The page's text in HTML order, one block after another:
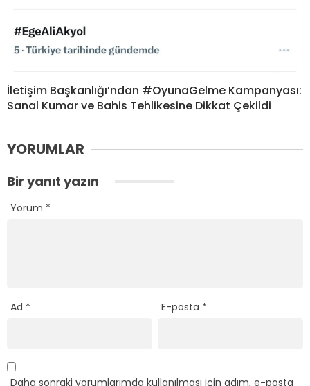
İletişim Başkanlığı’ndan #OyunaGelme Kampanyası:
Sanal Kumar ve Bahis Tehlikesine Dikkat Çekildi
YORUMLAR
Bir yanıt yazın
Yorum *
Ad * E-posta *
Daha sonraki yorumlarımda kullanılması için adım, e-posta